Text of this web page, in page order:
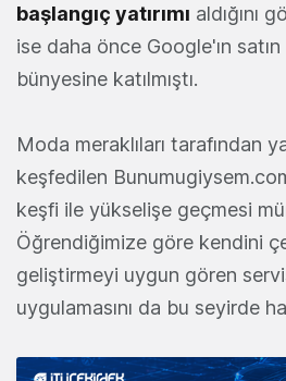
başlangıç yatırımı aldığını
ise daha önce Google'ın satın
bünyesine katılmıştı.
Moda meraklıları tarafından
keşfedilen
keşfi ile yükselişe geçmesi
Öğrendiğimize göre kendini
geliştirmeyi uygun gören
uygulamasını da bu seyirde